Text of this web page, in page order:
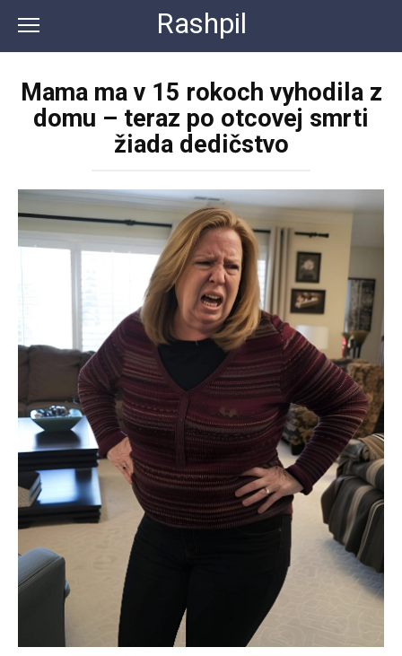
контенту
Rashpil
Mama ma v 15 rokoch vyhodila z
domu – teraz po otcovej smrti
žiada dedičstvo